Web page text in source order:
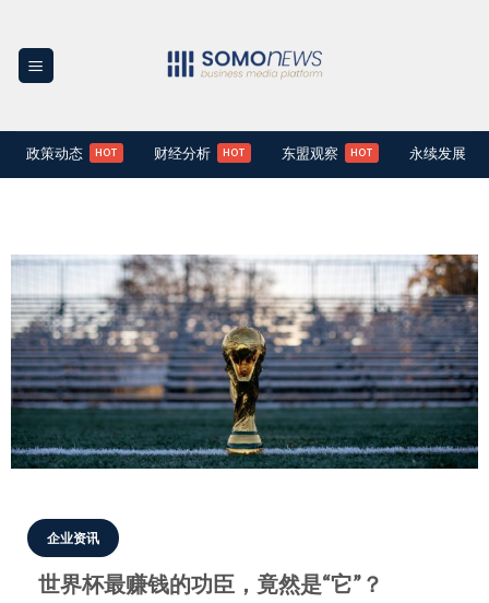
content
政策动态 财经分析 东盟观察 永续发展
企业资讯
世界杯最赚钱的功臣，竟然是“它”？